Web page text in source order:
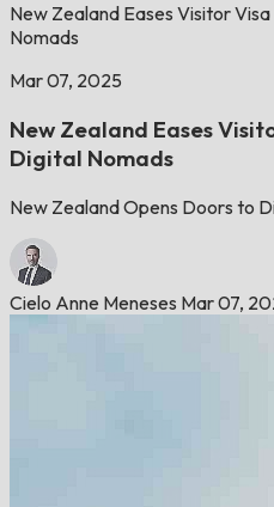
New Zealand Eases Visitor
Nomads
Mar 07, 2025
New Zealand Eases
Digital Nomads
New Zealand Opens Doors to
Cielo Anne Meneses Mar 07,